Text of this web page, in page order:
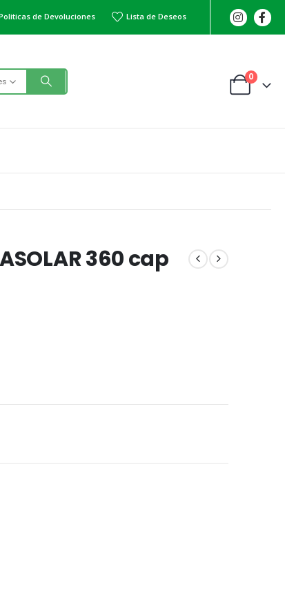
de Devoluciones Lista de Deseos
0
360 cap